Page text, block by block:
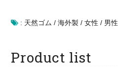
: 天然ゴム /海外製 /女性 / 男性
Product list